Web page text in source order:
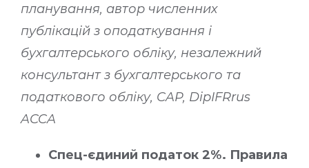
планування, автор численних
публікацій з оподаткування і
бухгалтерського обліку, незалежний
консультант з бухгалтерського та
податкового обліку, CAP, DipIFRrus
ACCA
Спец-єдиний податок 2%. Правила